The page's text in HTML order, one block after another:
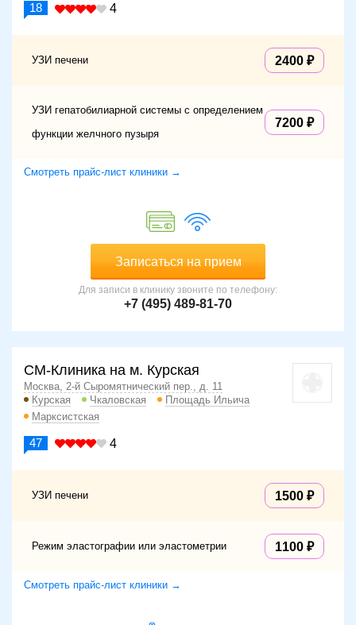
18 4
УЗИ печени 2400
УЗИ гепатобилиарной системы с определением
функции желчного пузыря
7200
Смотреть прайс-лист клиники →
Записаться на прием
Для записи в клинику звоните по телефону:
+7 (495) 489-81-70
СМ-Клиника на м. Курская
Москва, 2-й Сыромятнический пер., д. 11
Курская
Чкаловская
Площадь Ильича
Марксистская
47 4
УЗИ печени 1500
Режим эластографии или эластометрии 1100
Смотреть прайс-лист клиники →